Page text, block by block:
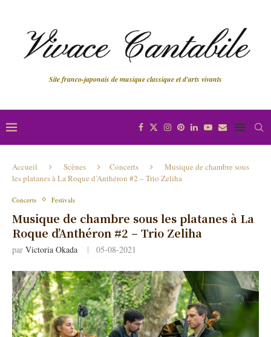
Site franco-japonais de musique classique et d'arts vivants
Accueil Scènes Concerts
Musique de chambre sous
les platanes à La Roque d’Anthéron #2 – Trio Zeliha
Concerts Festivals
Musique de chambre sous les platanes à La
Roque d’Anthéron #2 – Trio Zeliha
par Victoria Okada 05-08-2021